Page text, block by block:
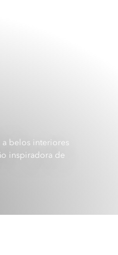
belos interiores
inspiradora de